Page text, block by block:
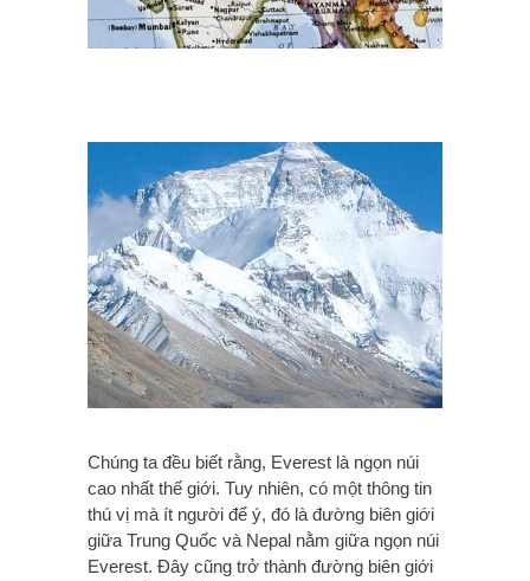
Chúng ta đều biết rằng, Everest là ngọn núi
cao nhất thế giới. Tuy nhiên, có một thông tin
thú vị mà ít người để ý, đó là đường biên giới
giữa Trung Quốc và Nepal nằm giữa ngọn núi
Everest. Đây cũng trở thành đường biên giới